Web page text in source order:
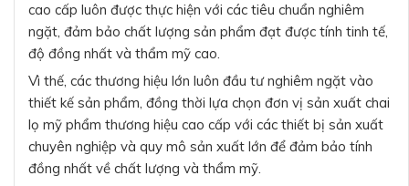
cao cấp luôn được thực hiện với các tiêu chuẩn nghiêm
ngặt, đảm bảo chất lượng sản phẩm đạt được tính tinh tế,
độ đồng nhất và thẩm mỹ cao.
Vì thế, các thương hiệu lớn luôn đầu tư nghiêm ngặt vào
thiết kế sản phẩm, đồng thời lựa chọn đơn vị sản xuất chai
lọ mỹ phẩm thương hiệu cao cấp với các thiết bị sản xuất
chuyên nghiệp và quy mô sản xuất lớn để đảm bảo tính
đồng nhất về chất lượng và thẩm mỹ.